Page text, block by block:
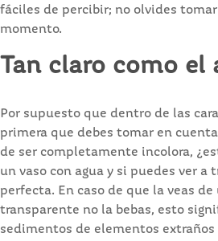
fáciles de percibir; no olvides
momento.
Tan claro como el
Por supuesto que dentro de las
primera que debes tomar en
de ser completamente incolora,
un vaso con agua y si puedes ver a
perfecta. En caso de que la veas
transparente no la bebas, esto
sedimentos de elementos extraños